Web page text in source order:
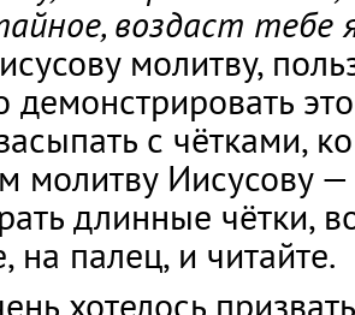
воздаст тебе
молитву,
демонстрировать
с чётками,
молитву Иисусову
длинные чётки,
на палец, и читайте.
хотелось